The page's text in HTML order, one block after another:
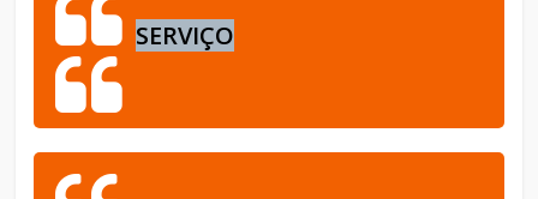
SERVIÇO